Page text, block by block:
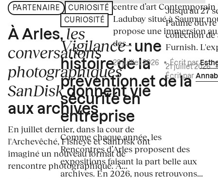
PARTENAIRE CURIOSITÉ
À Arles, les
conversations
photographiques
SanDiskdonnent vie
aux archives
En juillet dernier, dans la cour de
l'Archevêché, Fisheye et SanDisk ont
imaginé un nouveau format de
rencontre photographique. À...
CURIOSITÉ
Vigilance: une
histoire de la
prévention et de la
sécurité en
entreprise
Comme chaque année, les
Rencontres d’Arles proposent des
expositions faisant la part belle aux
archives. En 2026, nous retrouvons...
centre d’art Contemporain
Ladubay situé à Saumur
propose une immersion
des...
28 juillet 2026 •Écrit par
Jusqu'au 27
Paume
collection de
Furnish.
21 juillet 2026
Écrit par